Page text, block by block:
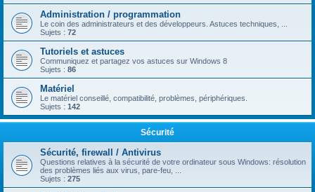
Administration / programmation
Le coin des administrateurs et des développeurs. Astuces techniques, ...
Sujets : 72
Tutoriels et astuces
Communiquez et partagez vos astuces sur Windows 8
Sujets : 86
Matériel
Le matériel conseillé, compatibilité, problèmes, périphériques.
Sujets : 142
Sécurité
Sécurité, firewall / Antivirus
Questions relatives à la sécurité de votre ordinateur sous Windows: résolution
des problèmes liés aux virus, pare-feu, ...
Sujets : 275